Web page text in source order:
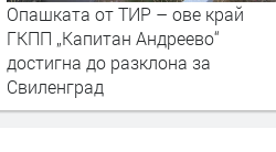
Опашката от ТИР – ове край
ГКПП „Капитан Андреево“
достигна до разклона за
Свиленград